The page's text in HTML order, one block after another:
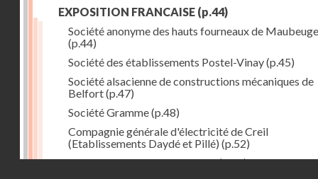
EXPOSITION FRANCAISE (p.44)
Société anonyme des hauts fourneaux de Maubeuge
(p.44)
Société des établissements Postel-Vinay(p.45)
Société alsacienne de constructions mécaniques de
Belfort(p.47)
Société Gramme(p.48)
Compagnie générale d'électricité de Creil
(Etablissements Daydé et Pillé) (p.52)
Compagnie générale de Nancy(p.52)